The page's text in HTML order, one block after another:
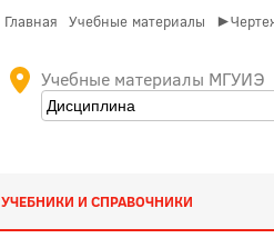
Главная Учебные материалы
Учебные материалы МГУИЭ
УЧЕБНИКИ И СПРАВОЧНИКИ